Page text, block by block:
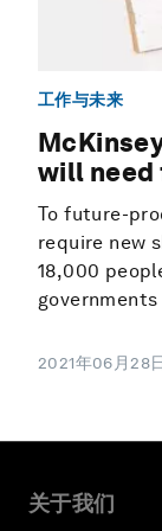
工作与未来
will need
To future-
require new
18,000
2021年06月28日
关于我们